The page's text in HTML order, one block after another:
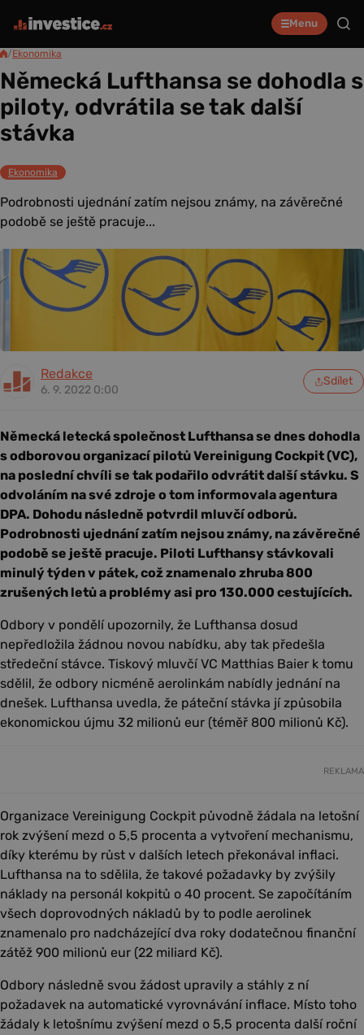
Menu
/Ekonomika
Německá Lufthansa se dohodla s
piloty, odvrátila se tak další
stávka
Ekonomika
Podrobnosti ujednání zatím nejsou známy, na závěrečné
podobě se ještě pracuje...
Redakce
6. 9. 2022 0:00
Sdílet
Německá letecká společnost Lufthansa se dnes dohodla
s odborovou organizací pilotů Vereinigung Cockpit (VC),
na poslední chvíli se tak podařilo odvrátit další stávku. S
odvoláním na své zdroje o tom informovala agentura
DPA. Dohodu následně potvrdil mluvčí odborů.
Podrobnosti ujednání zatím nejsou známy, na závěrečné
podobě se ještě pracuje. Piloti Lufthansy stávkovali
minulý týden v pátek, což znamenalo zhruba 800
zrušených letů a problémy asi pro 130.000 cestujících.
Odbory v pondělí upozornily, že Lufthansa dosud
nepředložila žádnou novou nabídku, aby tak předešla
středeční stávce. Tiskový mluvčí VC Matthias Baier k tomu
sdělil, že odbory nicméně aerolinkám nabídly jednání na
dnešek. Lufthansa uvedla, že páteční stávka jí způsobila
ekonomickou újmu 32 milionů eur (téměř 800 milionů Kč).
REKLAMA
Organizace Vereinigung Cockpit původně žádala na letošní
rok zvýšení mezd o 5,5 procenta a vytvoření mechanismu,
díky kterému by růst v dalších letech překonával inflaci.
Lufthansa na to sdělila, že takové požadavky by zvýšily
náklady na personál kokpitů o 40 procent. Se započítáním
všech doprovodných nákladů by to podle aerolinek
znamenalo pro nadcházející dva roky dodatečnou finanční
zátěž 900 milionů eur (22 miliard Kč).
Odbory následně svou žádost upravily a stáhly z ní
požadavek na automatické vyrovnávání inflace. Místo toho
žádaly k letošnímu zvýšení mezd o 5,5 procenta další roční